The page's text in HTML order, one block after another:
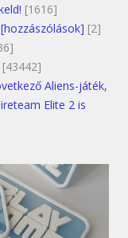
[1616]
[2]
[43442]
Aliens-játék,
Elite 2 is